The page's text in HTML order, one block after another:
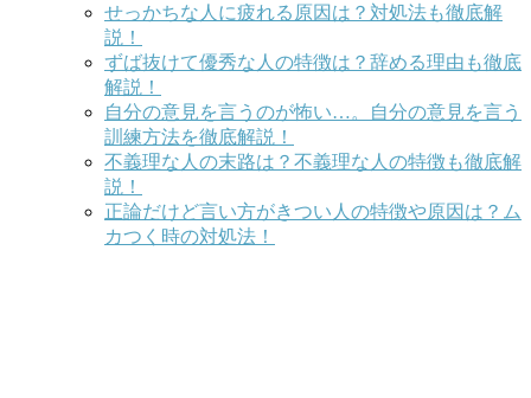
せっかちな人に疲れる原因は？対処法も徹底解
説！
ずば抜けて優秀な人の特徴は？辞める理由も徹底
解説！
自分の意見を言うのが怖い…。自分の意見を言う
訓練方法を徹底解説！
不義理な人の末路は？不義理な人の特徴も徹底解
説！
正論だけど言い方がきつい人の特徴や原因は？ム
カつく時の対処法！